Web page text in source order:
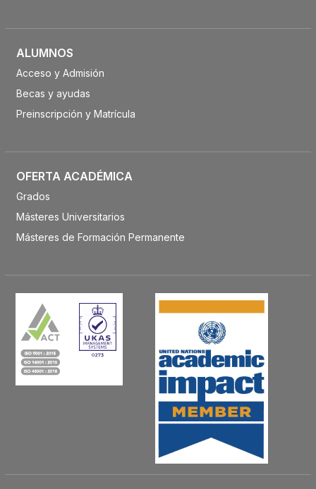
ALUMNOS
Acceso y Admisión
Becas y ayudas
Preinscripción y Matrícula
OFERTA ACADÉMICA
Grados
Másteres Universitarios
Másteres de Formación Permanente